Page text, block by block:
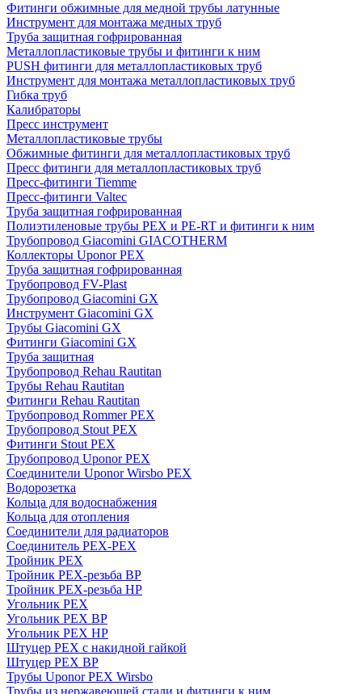
Фитинги обжимные для медной трубы латунные
Инструмент для монтажа медных труб
Труба защитная гофрированная
Металлопластиковые трубы и фитинги к ним
PUSH фитинги для металлопластиковых труб
Инструмент для монтажа металлопластиковых труб
Гибка труб
Калибраторы
Пресс инструмент
Металлопластиковые трубы
Обжимные фитинги для металлопластиковых труб
Пресс фитинги для металлопластиковых труб
Пресс-фитинги Tiemme
Пресс-фитинги Valtec
Труба защитная гофрированная
Полиэтиленовые трубы PEX и PE-RT и фитинги к ним
Трубопровод Giacomini GIACOTHERM
Коллекторы Uponor PEX
Труба защитная гофрированная
Трубопровод FV-Plast
Трубопровод Giacomini GX
Инструмент Giacomini GX
Трубы Giacomini GX
Фитинги Giacomini GX
Труба защитная
Трубопровод Rehau Rautitan
Трубы Rehau Rautitan
Фитинги Rehau Rautitan
Трубопровод Rommer PEX
Трубопровод Stout PEX
Фитинги Stout PEX
Трубопровод Uponor PEX
Соединители Uponor Wirsbo PEX
Водорозетка
Кольца для водоснабжения
Кольца для отопления
Соединители для радиаторов
Соединитель PEX-PEX
Тройник PEX
Тройник PEX-резьба ВР
Тройник PEX-резьба НР
Угольник PEX
Угольник PEX ВР
Угольник PEX НР
Штуцер PEX c накидной гайкой
Штуцер PEX ВР
Трубы Uponor PEX Wirsbo
Трубы из нержавеющей стали и фитинги к ним